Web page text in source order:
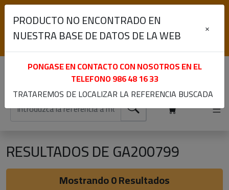
Lunes a Viernes de 9:00 a 13:30 y 15:30 a 19:00
Iniciar sesión
Registrarme
RESULTADOS DE GA200799
Mostrando 0 Resultados
PRODUCTO NO ENCONTRADO EN
NUESTRA BASE DE DATOS DE LA WEB
×
PONGASE EN CONTACTO CON NOSOTROS EN EL
TELEFONO986 48 16 33
TRATAREMOS DE LOCALIZAR LA REFERENCIA BUSCADA